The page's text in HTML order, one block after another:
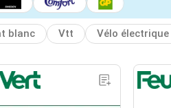
blanc Vtt Vélo électrique